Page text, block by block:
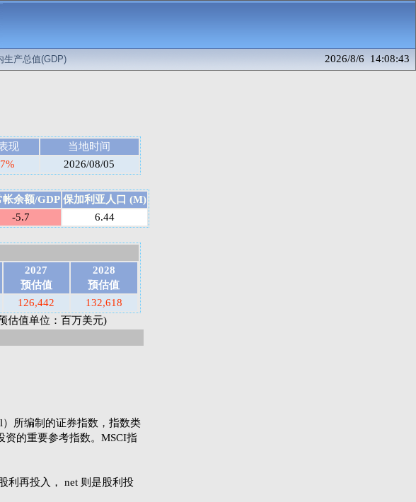
生产总值(GDP) 2026/8/6 14:08:43
现
当地时间
2026/08/05
帐余额/GDP 保加利亚人口 (M)
-5.7 6.44
2027
预估值
2028
预估值
126,442
132,618
估值单位：百万美元)
）所编制的证券指数，指数类
的重要参考指数。MSCI指
利再投入， net 则是股利投